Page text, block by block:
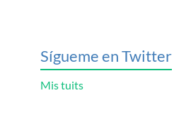
Sígueme en Twitter
Mis tuits